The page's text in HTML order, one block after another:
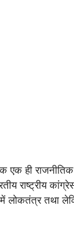
एक ही
राष्ट्रीय
तथा